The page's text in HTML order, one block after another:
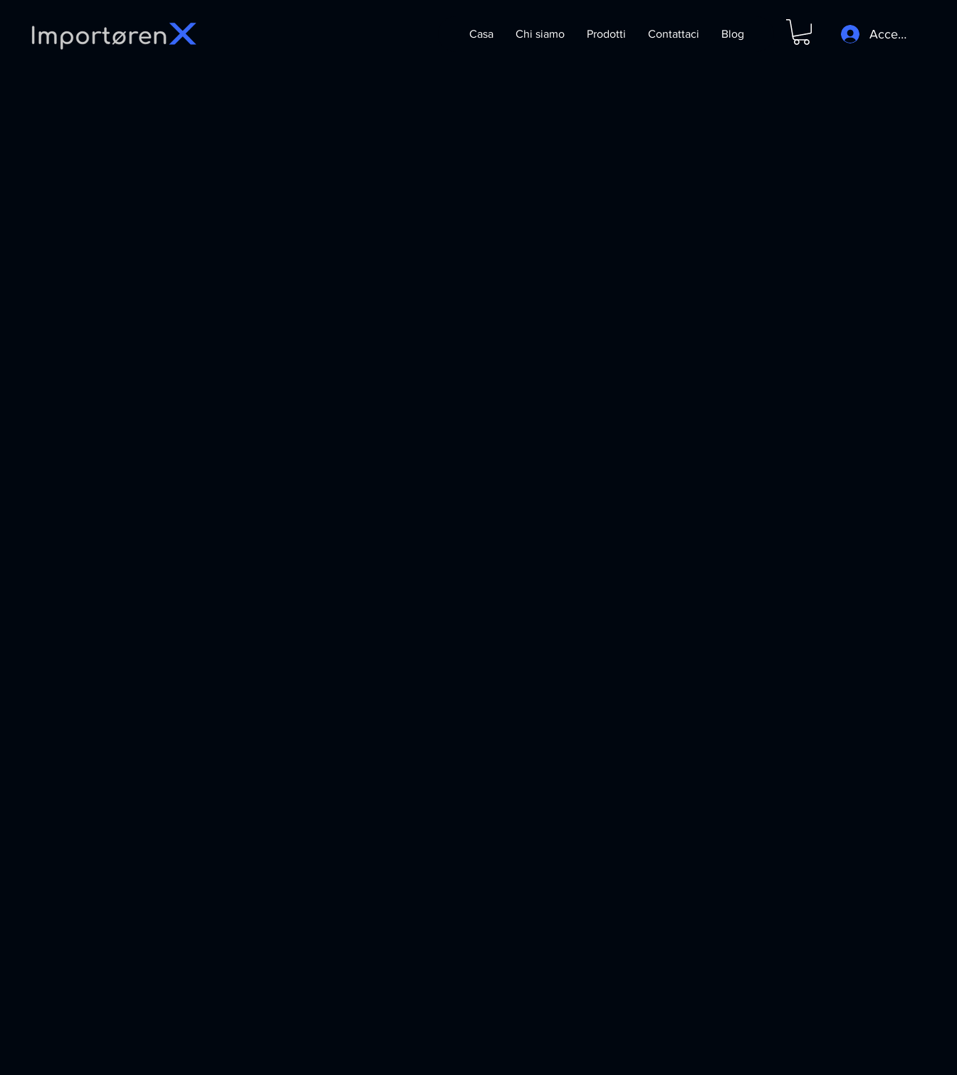
Casa Chi siamo Prodotti Contattaci Blog Accedi